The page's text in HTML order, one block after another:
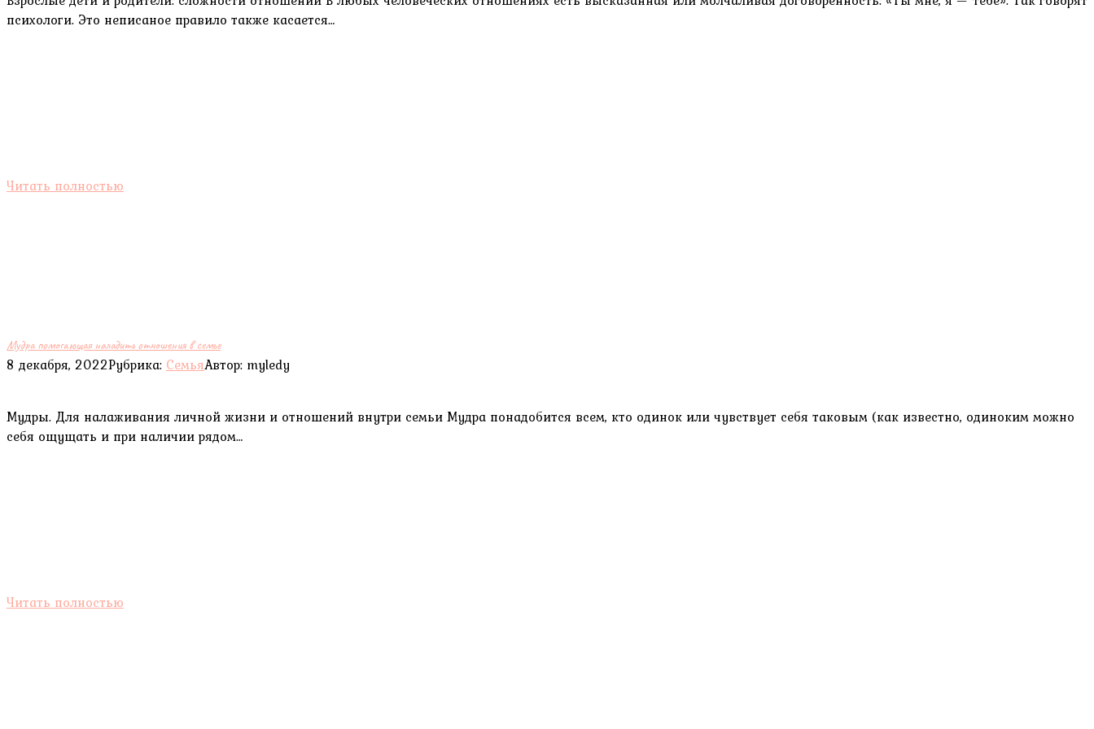
психологи. Это неписаное правило также касается…
Читать полностью
Мудра помогающая наладить отношения в семье
8 декабря, 2022Рубрика: СемьяАвтор: myledy
Мудры. Для налаживания личной жизни и отношений внутри семьи Мудра понадобится всем, кто одинок или чувствует себя таковым (как известно, одиноким можно
себя ощущать и при наличии рядом…
Читать полностью